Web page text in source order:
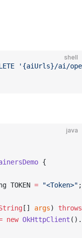
shell
'{aiUrls}/ai/
java
{
TOKEN = "<Token>" ;
[] args) throws
new OkHttpClient ().